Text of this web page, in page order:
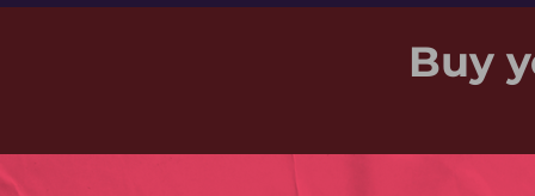
Buy